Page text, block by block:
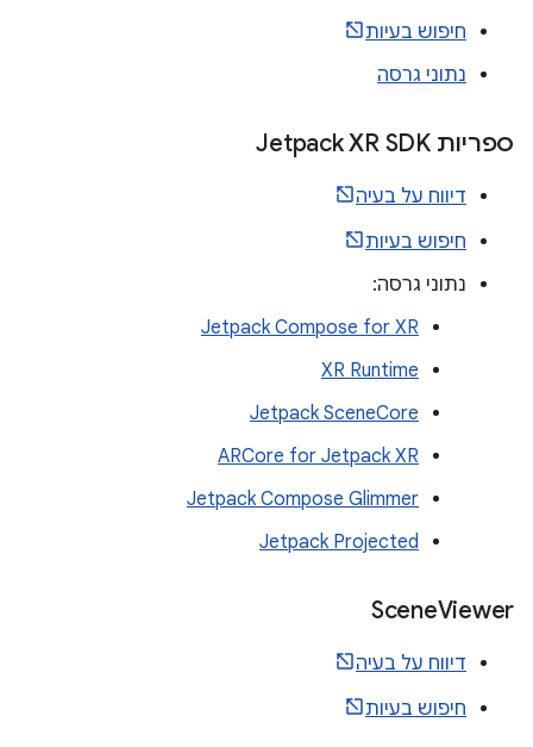
חיפוש בעיות
נתוני גרסה
ספריות Jetpack XR SDK
דיווח על בעיה
חיפוש בעיות
נתוני גרסה:
Jetpack Compose for XR
XR Runtime
Jetpack SceneCore
ARCore for Jetpack XR
Jetpack Compose Glimmer
Jetpack Projected
SceneViewer
דיווח על בעיה
חיפוש בעיות